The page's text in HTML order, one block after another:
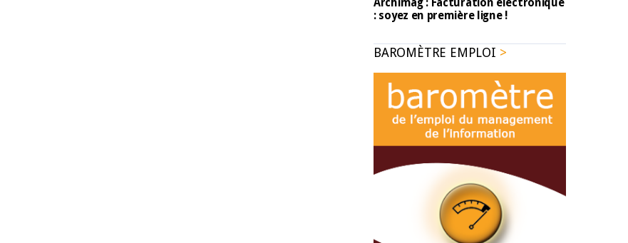
Archimag : Facturation électronique
: soyez en première ligne !
BAROMÈTRE EMPLOI